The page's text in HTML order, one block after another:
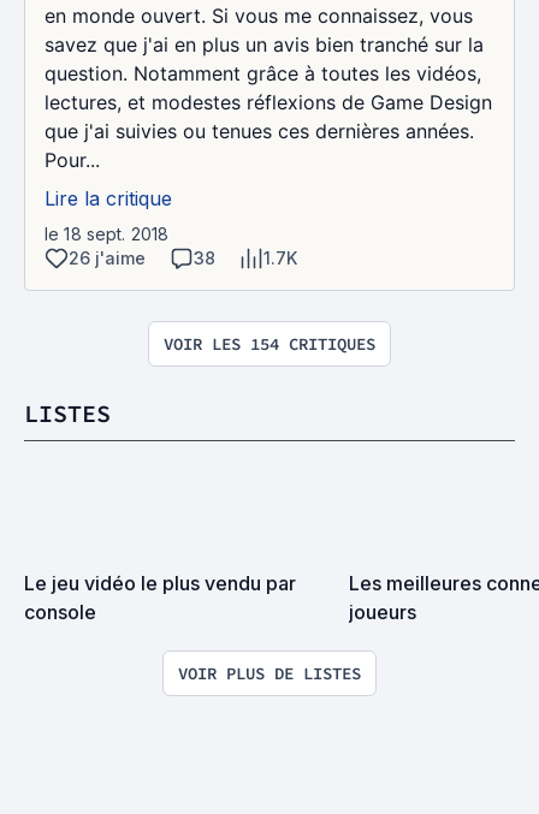
en monde ouvert. Si vous me connaissez, vous
savez que j'ai en plus un avis bien tranché sur la
question. Notamment grâce à toutes les vidéos,
lectures, et modestes réflexions de Game Design
que j'ai suivies ou tenues ces dernières années.
Pour...
Lire la critique
le 18 sept. 2018
26 j'aime
38 1.7K
VOIR LES 154 CRITIQUES
LISTES
Le jeu vidéo le plus vendu par
console
Les meilleures
joueurs
VOIR PLUS DE LISTES